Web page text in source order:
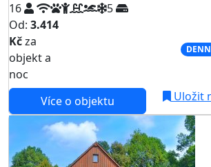
16
5
Od: 3.414
Kčza
objekt a
noc
Více o objektu Uložit